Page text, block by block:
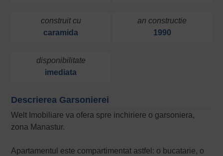
construit cu
caramida
an constructie
1990
disponibilitate
imediata
Descrierea Garsonierei
Welt Imobiliare va ofera spre inchiriere o garsoniera,
zona Manastur.
Apartamentul este compartimentat astfel: o bucatarie, o